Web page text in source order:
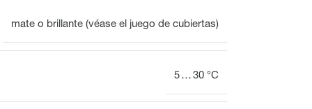
mate o brillante (véase el juego de cubiertas)
5 … 30 °C